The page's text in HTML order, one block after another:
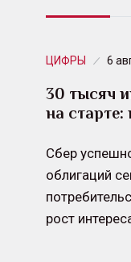
ЦИФРЫ 6
30 тысяч
на старте:
Сбер
облигаций
рост